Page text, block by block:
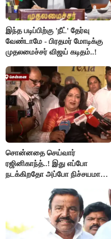
இந்த படிப்பிற்கு 'நீட்' தேர்வு
வேண்டாமே - பிரதமர் மோடிக்கு
முதலமைச்சர் விஜய் கடிதம்..!
சொன்னதை செய்வார்
ரஜினிகாந்த்..! இது எப்போ
நடக்கிறதோ அப்போ நிச்சயமாக
ரஜினிகாந்த்..!